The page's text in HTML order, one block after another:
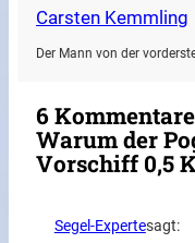
Carsten Kemmling
Der Mann von der
6
Warum der
Vorschiff 0,5
Segel-Expertesagt: